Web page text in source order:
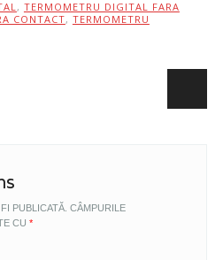
, TERMOMETRU DIGITAL FARA
CONTACT, TERMOMETRU
PUBLICATĂ. CÂMPURILE
CU *